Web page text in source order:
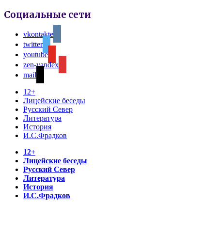
Социальные сети
vkontakte
twitter
youtube
zen-yandex
mail
12+
Лицейские беседы
Русский Север
Литература
История
И.С.Фрадков
12+
Лицейские беседы
Русский Север
Литература
История
И.С.Фрадков